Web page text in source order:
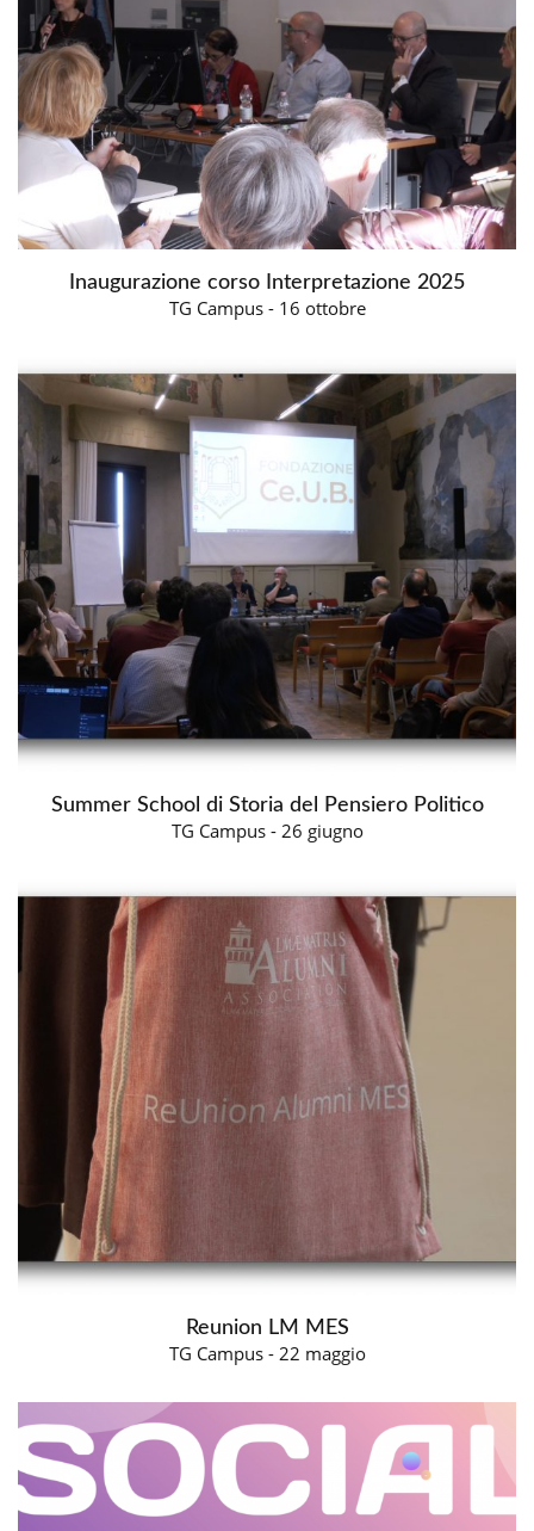
Inaugurazione corso Interpretazione 2025
TG Campus - 16 ottobre
Summer School di Storia del Pensiero Politico
TG Campus - 26 giugno
Reunion LM MES
TG Campus - 22 maggio